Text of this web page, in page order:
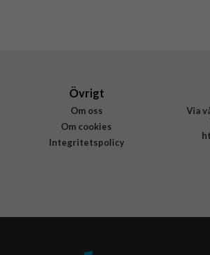
Övrigt
Om oss
Om cookies
Integritetspolicy
Via